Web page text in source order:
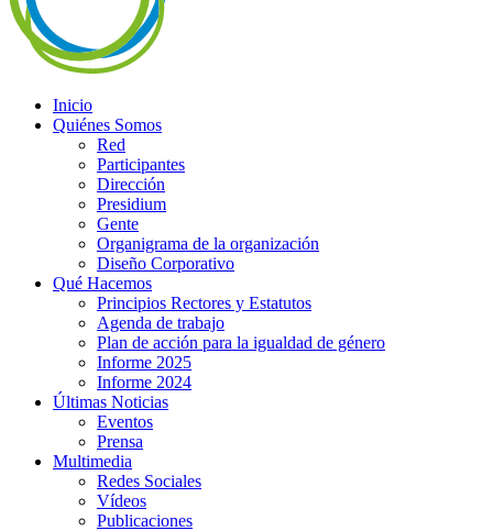
Inicio
Quiénes Somos
Red
Participantes
Dirección
Presidium
Gente
Organigrama de la organización
Diseño Corporativo
Qué Hacemos
Principios Rectores y Estatutos
Agenda de trabajo
Plan de acción para la igualdad de género
Informe 2025
Informe 2024
Últimas Noticias
Eventos
Prensa
Multimedia
Redes Sociales
Vídeos
Publicaciones